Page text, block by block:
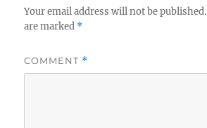
Your email address will not be published.
are marked *
COMMENT *